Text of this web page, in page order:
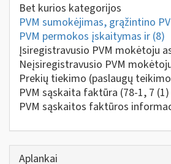
Bet kurios kategorijos
PVM sumokėjimas, grąžintino
PVM permokos įskaitymas ir (8)
Įsiregistravusio PVM mokėtoju
Neįsiregistravusio PVM
Prekių tiekimo (paslaugų
PVM sąskaita faktūra (78-1, 7 (1)
PVM sąskaitos faktūros
Aplankai